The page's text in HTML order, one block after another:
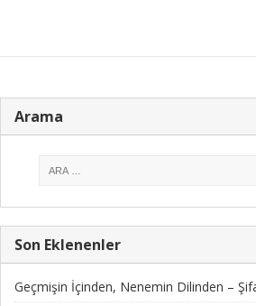
Arama
Son Eklenenler
Geçmişin İçinden, Nenemin Dilinden – Şifa